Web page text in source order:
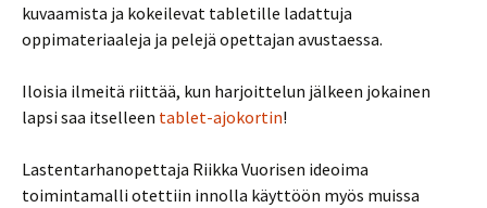
kuvaamista ja kokeilevat tabletille ladattuja
oppimateriaaleja ja pelejä opettajan avustaessa.
Iloisia ilmeitä riittää, kun harjoittelun jälkeen jokainen
lapsi saa itselleen tablet-ajokortin!
Lastentarhanopettaja Riikka Vuorisen ideoima
toimintamalli otettiin innolla käyttöön myös muissa